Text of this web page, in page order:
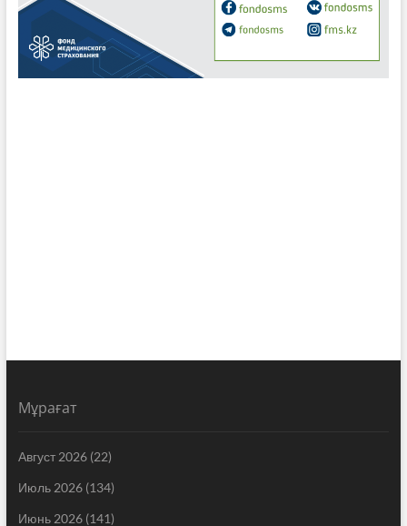
Мұрағат
Август 2026(22)
Июль 2026(134)
Июнь 2026(141)